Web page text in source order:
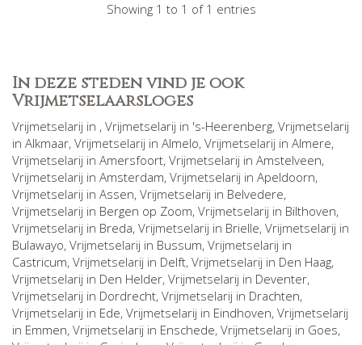
Showing 1 to 1 of 1 entries
In deze steden vind je ook
Vrijmetselaarsloges
Vrijmetselarij in , Vrijmetselarij in 's-Heerenberg, Vrijmetselarij
in Alkmaar, Vrijmetselarij in Almelo, Vrijmetselarij in Almere,
Vrijmetselarij in Amersfoort, Vrijmetselarij in Amstelveen,
Vrijmetselarij in Amsterdam, Vrijmetselarij in Apeldoorn,
Vrijmetselarij in Assen, Vrijmetselarij in Belvedere,
Vrijmetselarij in Bergen op Zoom, Vrijmetselarij in Bilthoven,
Vrijmetselarij in Breda, Vrijmetselarij in Brielle, Vrijmetselarij in
Bulawayo, Vrijmetselarij in Bussum, Vrijmetselarij in
Castricum, Vrijmetselarij in Delft, Vrijmetselarij in Den Haag,
Vrijmetselarij in Den Helder, Vrijmetselarij in Deventer,
Vrijmetselarij in Dordrecht, Vrijmetselarij in Drachten,
Vrijmetselarij in Ede, Vrijmetselarij in Eindhoven, Vrijmetselarij
in Emmen, Vrijmetselarij in Enschede, Vrijmetselarij in Goes,